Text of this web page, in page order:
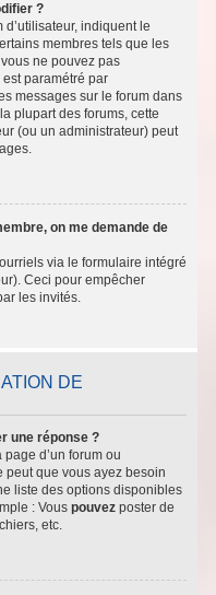
?
indiquent le
membres tels que les
ne pouvez pas
est paramétré par
messages sur le forum dans
plupart des forums, cette
(ou un administrateur) peut
on me demande de
via le formulaire intégré
Ceci pour empêcher
les invités.
DE
une réponse ?
d’un forum ou
peut que vous ayez besoin
liste des options disponibles
: Vous pouvez poster de
etc.